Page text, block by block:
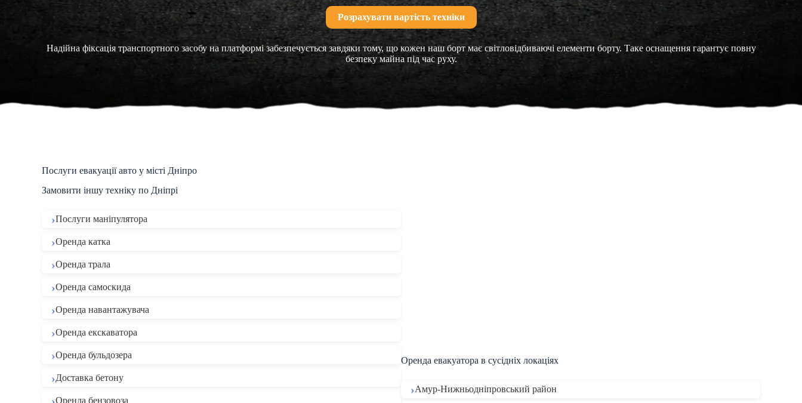
Розрахувати вартість техніки
Надійна фіксація транспортного засобу на платформі забезпечується завдяки тому, що кожен наш борт має світловідбиваючі елементи борту. Таке оснащення гарантує повну
безпеку майна під час руху.
Послуги евакуації авто у місті Дніпро
Замовити іншу техніку по Дніпрі
Послуги маніпулятора
Оренда катка
Оренда трала
Оренда самоскида
Оренда навантажувача
Оренда екскаватора
Оренда бульдозера
Доставка бетону
Оренда бензовоза
Оренда евакуатора в сусідніх локаціях
Амур-Нижньодніпровський район